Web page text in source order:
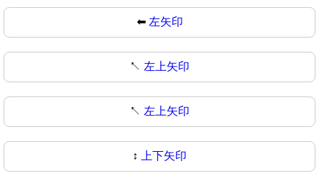
⬅ 左矢印
↖️ 左上矢印
↖ 左上矢印
↕️ 上下矢印